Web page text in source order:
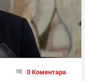
0 Коментара